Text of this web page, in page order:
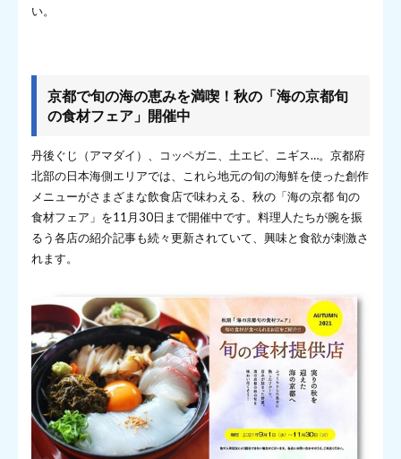
い。
京都で旬の海の恵みを満喫！秋の「海の京都旬
の食材フェア」開催中
丹後ぐじ（アマダイ）、コッペガニ、土エビ、ニギス…。京都府
北部の日本海側エリアでは、これら地元の旬の海鮮を使った創作
メニューがさまざまな飲食店で味わえる、秋の「海の京都 旬の
食材フェア」を11月30日まで開催中です。料理人たちが腕を振
るう各店の紹介記事も続々更新されていて、興味と食欲が刺激さ
れます。